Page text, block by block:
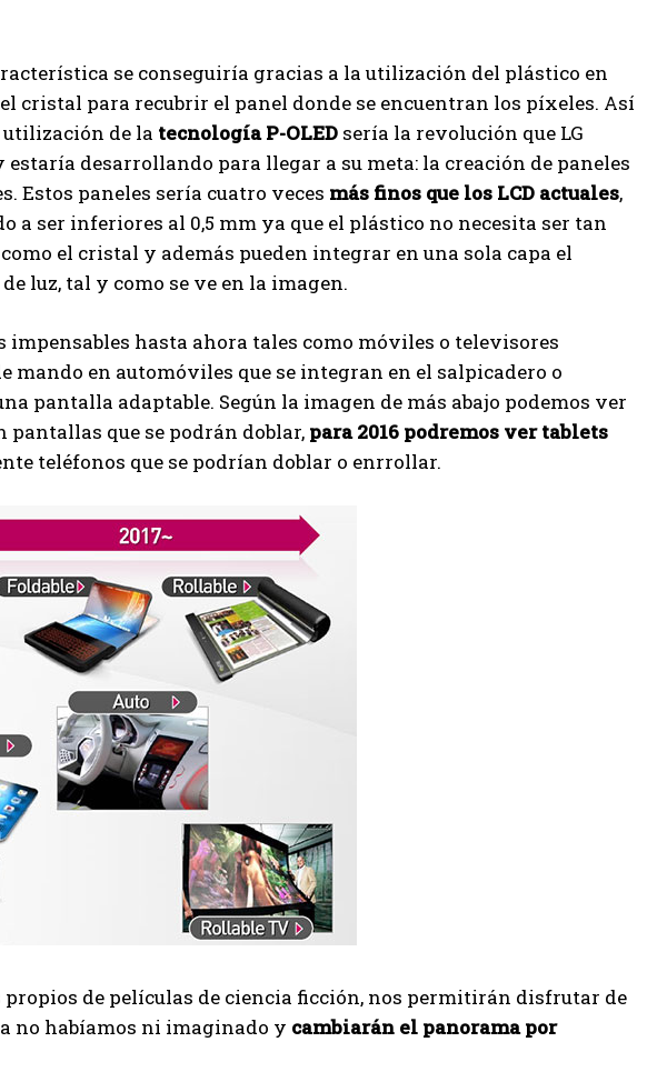
se conseguiría gracias a la utilización del plástico en
cristal para recubrir el panel donde se encuentran los píxeles. Así
utilización de la tecnología P-OLED sería la revolución que LG
estaría desarrollando para llegar a su meta: la creación de paneles
Estos paneles sería cuatro veces más finos que los LCD actuales,
a ser inferiores al 0,5 mm ya que el plástico no necesita ser tan
el cristal y además pueden integrar en una sola capa el
luz, tal y como se ve en la imagen.
impensables hasta ahora tales como móviles o televisores
mando en automóviles que se integran en el salpicadero o
pantalla adaptable. Según la imagen de más abajo podemos ver
pantallas que se podrán doblar, para 2016 podremos ver tablets
teléfonos que se podrían doblar o enrrollar.
propios de películas de ciencia ficción, nos permitirán disfrutar de
no habíamos ni imaginado y cambiarán el panorama por